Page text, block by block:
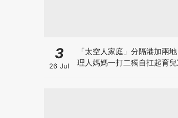
3
26 Jul
「太空人家庭」分隔港加兩
理人媽媽一打二獨自扛起育